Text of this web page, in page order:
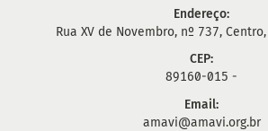
Endereço:
Rua XV de Novembro, nº 737,
CEP:
89160-015 -
Email:
amavi@amavi.org.br